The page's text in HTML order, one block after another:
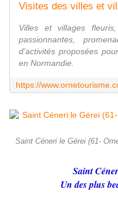
Villes et villages
passionnantes,
d'activités proposées
en Normandie.
Saint Céneri le Gérei (61-
Saint
Un des plus